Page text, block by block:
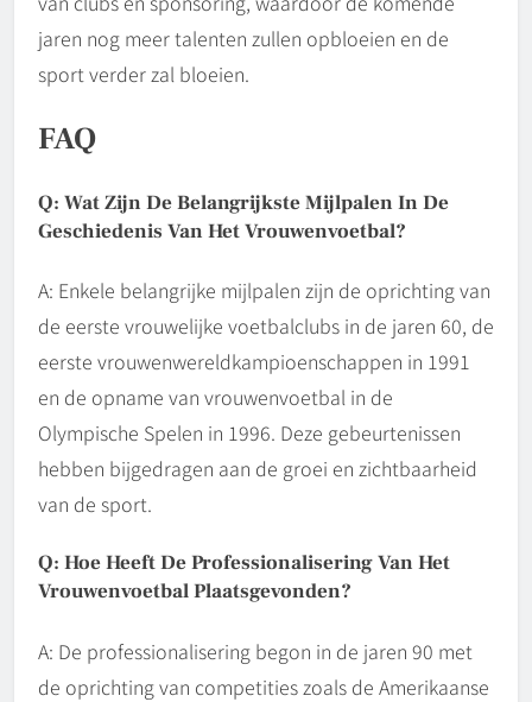
jaren nog meer talenten zullen opbloeien en de
sport verder zal bloeien.
FAQ
Q: Wat Zijn De Belangrijkste Mijlpalen In De
Geschiedenis Van Het Vrouwenvoetbal?
A: Enkele belangrijke mijlpalen zijn de oprichting van
de eerste vrouwelijke voetbalclubs in de jaren 60, de
eerste vrouwenwereldkampioenschappen in 1991
en de opname van vrouwenvoetbal in de
Olympische Spelen in 1996. Deze gebeurtenissen
hebben bijgedragen aan de groei en zichtbaarheid
van de sport.
Q: Hoe Heeft De Professionalisering Van Het
Vrouwenvoetbal Plaatsgevonden?
A: De professionalisering begon in de jaren 90 met
de oprichting van competities zoals de Amerikaanse